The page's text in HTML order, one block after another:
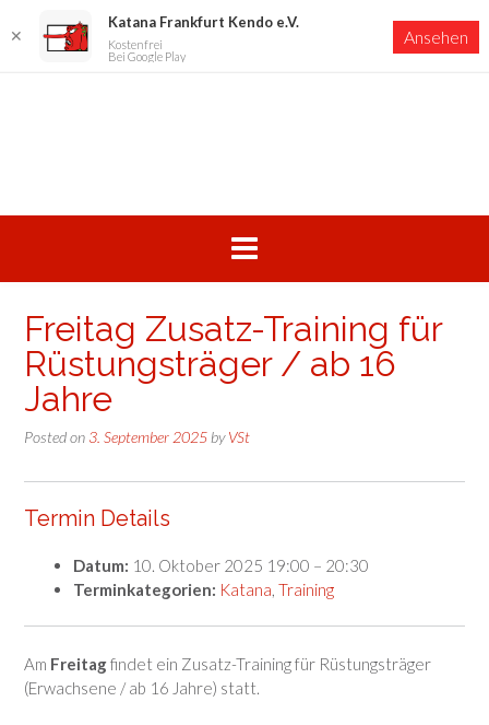
Freitag Zusatz-Training für
Rüstungsträger / ab 16
Jahre
Posted on 3. September 2025 byVSt
Termin Details
Datum: 10. Oktober 2025 19:00 – 20:30
Terminkategorien: Katana Training
Am Freitagfindet ein Zusatz-Training für Rüstungsträger
(Erwachsene / ab 16 Jahre) statt.
✕
Katana Frankfurt Kendo e.V.
Kostenfrei
Bei Google Play
Ansehen